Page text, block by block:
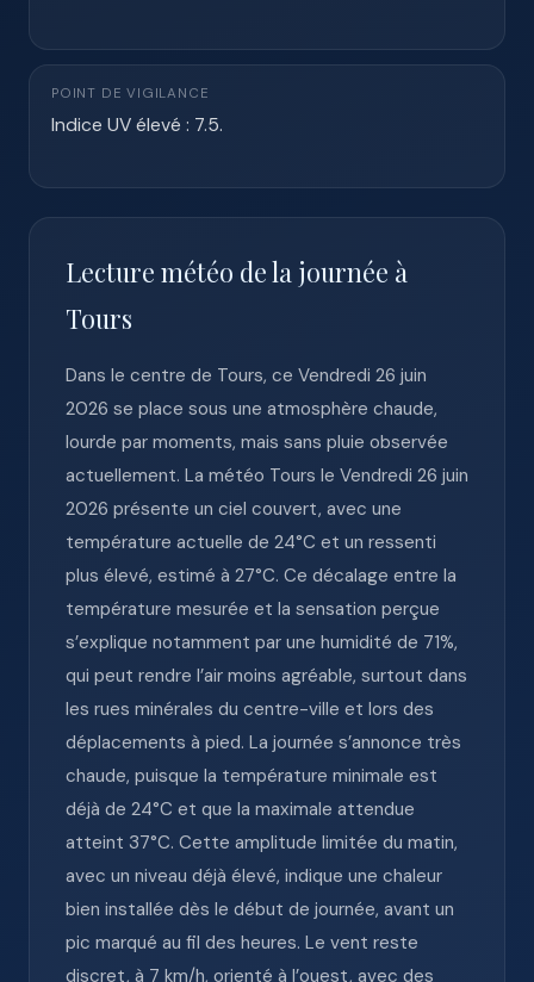
POINT DE VIGILANCE
Indice UV élevé : 7.5.
Lecture météo de la journée à
Tours
Dans le centre de Tours, ce Vendredi 26 juin
2026 se place sous une atmosphère chaude,
lourde par moments, mais sans pluie observée
actuellement. La météo Tours le Vendredi 26 juin
2026 présente un ciel couvert, avec une
température actuelle de 24°C et un ressenti
plus élevé, estimé à 27°C. Ce décalage entre la
température mesurée et la sensation perçue
s’explique notamment par une humidité de 71%,
qui peut rendre l’air moins agréable, surtout dans
les rues minérales du centre-ville et lors des
déplacements à pied. La journée s’annonce très
chaude, puisque la température minimale est
déjà de 24°C et que la maximale attendue
atteint 37°C. Cette amplitude limitée du matin,
avec un niveau déjà élevé, indique une chaleur
bien installée dès le début de journée, avant un
pic marqué au fil des heures. Le vent reste
discret, à 7 km/h, orienté à l’ouest, avec des